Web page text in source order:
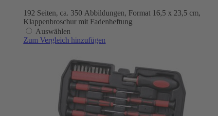
192 Seiten, ca. 350 Abbildungen, Format 16,5 x 23,5 cm,
Klappenbroschur mit Fadenheftung
Auswählen
Zum Vergleich hinzufügen